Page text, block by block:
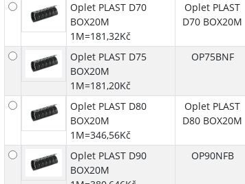
Oplet PLAST D70
BOX20M
1M=181,32Kč
Oplet PLAST
D70 BOX20M
Oplet PLAST D75
BOX20M
1M=181,20Kč
OP75BNF
Oplet PLAST D80
BOX20M
1M=346,56Kč
Oplet PLAST
D80 BOX20M
Oplet PLAST D90
BOX20M
OP90NFB